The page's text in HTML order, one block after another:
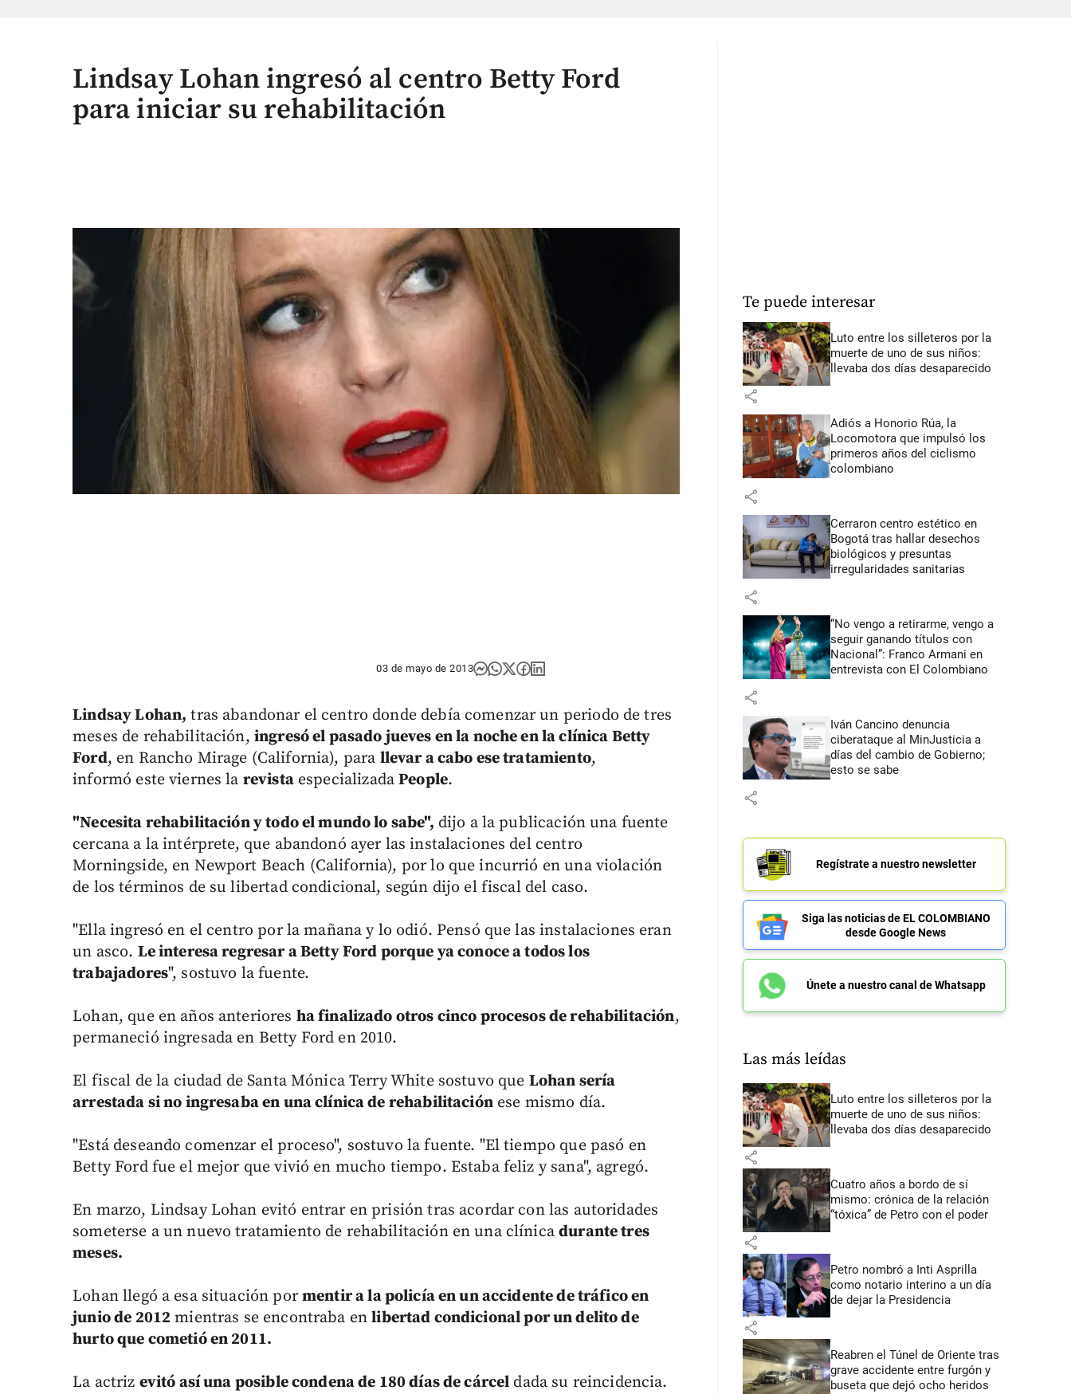
Lindsay Lohan ingresó al centro Betty Ford
para iniciar su rehabilitación
03 de mayo de 2013
Lindsay Lohan, tras abandonar el centro donde debía comenzar un periodo de tres
meses de rehabilitación, ingresó el pasado jueves en la noche en la clínica Betty
Ford, en Rancho Mirage (California), para llevar a cabo ese tratamiento,
informó este viernes la revistaespecializadaPeople.
"Necesita rehabilitación y todo el mundo lo sabe", dijo a la publicación una fuente
cercana a la intérprete, que abandonó ayer las instalaciones del centro
Morningside, en Newport Beach (California), por lo que incurrió en una violación
de los términos de su libertad condicional, según dijo el fiscal del caso.
"Ella ingresó en el centro por la mañana y lo odió. Pensó que las instalaciones eran
un asco. Le interesa regresar a Betty Ford porque ya conoce a todos los
trabajadores", sostuvo la fuente.
Lohan, que en años anteriores ha finalizado otros cinco procesos de rehabilitación,
permaneció ingresada en Betty Ford en 2010.
El fiscal de la ciudad de Santa Mónica Terry White sostuvo que Lohan sería
arrestada si no ingresaba en una clínica de rehabilitaciónese mismo día.
"Está deseando comenzar el proceso", sostuvo la fuente. "El tiempo que pasó en
Betty Ford fue el mejor que vivió en mucho tiempo. Estaba feliz y sana", agregó.
En marzo, Lindsay Lohan evitó entrar en prisión tras acordar con las autoridades
someterse a un nuevo tratamiento de rehabilitación en una clínicadurante tres
meses.
Lohan llegó a esa situación pormentir a la policía en un accidente de tráfico en
junio de 2012 mientras se encontraba enlibertad condicional por un delito de
hurto que cometió en 2011.
La actriz evitó así una posible condena de 180 días de cárcel dada su reincidencia.
Te puede interesar
Luto entre los silleteros por la
muerte de uno de sus niños:
llevaba dos días desaparecido
share
Adiós a Honorio Rúa, la
Locomotora que impulsó los
primeros años del ciclismo
colombiano
share
Cerraron centro estético en
Bogotá tras hallar desechos
biológicos y presuntas
irregularidades sanitarias
share
“No vengo a retirarme, vengo a
seguir ganando títulos con
Nacional”: Franco Armani en
entrevista con El Colombiano
share
Iván Cancino denuncia
ciberataque al MinJusticia a
días del cambio de Gobierno;
esto se sabe
share
Regístrate a nuestro newsletter
Siga las noticias de EL COLOMBIANO
desde Google News
Únete a nuestro canal de Whatsapp
Las más leídas
Luto entre los silleteros por la
muerte de uno de sus niños:
llevaba dos días desaparecido
share
Cuatro años a bordo de sí
mismo: crónica de la relación
“tóxica” de Petro con el poder
share
Petro nombró a Inti Asprilla
como notario interino a un día
de dejar la Presidencia
share
Reabren el Túnel de Oriente tras
grave accidente entre furgón y
buseta que dejó ocho heridos